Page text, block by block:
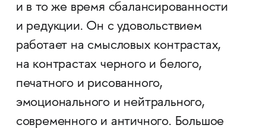
и в то же время сбалансированности
и редукции. Он с удовольствием
работает на смысловых контрастах,
на контрастах черного и белого,
печатного и рисованного,
эмоционального и нейтрального,
современного и античного. Большое